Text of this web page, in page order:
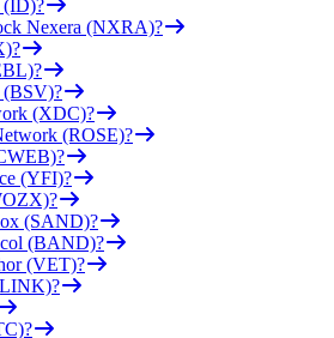
(ID)?
Nexera (NXRA)?
(BSV)?
(XDC)?
(ROSE)?
(YFI)?
(SAND)?
(BAND)?
(VET)?